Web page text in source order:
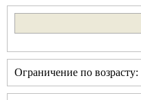
Ограничение по возрасту: